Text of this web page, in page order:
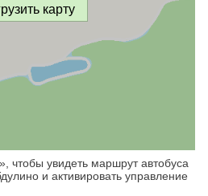
карту
чтобы увидеть маршрут автобуса
и активировать управление